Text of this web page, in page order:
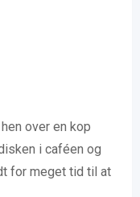
over en kop
i caféen og
for meget tid til at